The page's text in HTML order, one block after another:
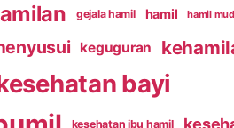
gejala hamil hamil hamil
keguguran
bayi
kesehatan ibu hamil